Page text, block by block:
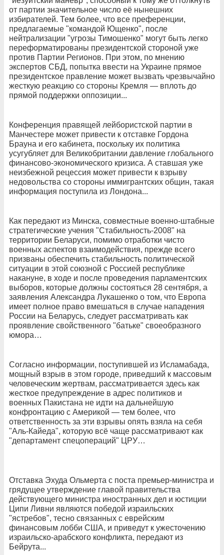
от партии значительное число её нынешних
избирателей. Тем более, что все преференции,
предлагаемые "командой Ющенко", после
нейтрализации "угрозы Тимошенко" могут быть легко
переформатированы президентской стороной уже
против Партии Регионов. При этом, по мнению
экспертов СБД, попытка ввести на Украине прямое
президентское правление может вызвать чрезвычайно
жесткую реакцию со стороны Кремля — вплоть до
прямой поддержки оппозиции...
Конференция правящей лейбористской партии в
Манчестере может привести к отставке Гордона
Брауна и его кабинета, поскольку их политика
усугубляет для Великобритании давление глобального
финансово-экономического кризиса. А ставшая уже
неизбежной рецессия может привести к взрыву
недовольства со стороны иммигрантских общин, такая
информация поступила из Лондона...
Как передают из Минска, совместные военно-штабные
стратегические учения "Стабильность-2008" на
территории Беларуси, помимо отработки чисто
военных аспектов взаимодействия, прежде всего
призваны обеспечить стабильность политической
ситуации в этой союзной с Россией республике
накануне, в ходе и после проведения парламентских
выборов, которые должны состояться 28 сентября, а
заявления Александра Лукашенко о том, что Европа
имеет полное право вмешаться в случае нападения
России на Беларусь, следует рассматривать как
проявление свойственного "батьке" своеобразного
юмора…
Согласно информации, поступившей из Исламабада,
мощный взрыв в этом городе, приведший к массовым
человеческим жертвам, рассматривается здесь как
жесткое предупреждение в адрес политиков и
военных Пакистана не идти на дальнейшую
конфронтацию с Америкой — тем более, что
ответственность за эти взрывы опять взяла на себя
"Аль-Кайеда", которую всё чаще рассматривают как
"департамент спецопераций" ЦРУ…
Отставка Эхуда Ольмерта с поста премьер-министра и
грядущее утверждение главой правительства
действующего министра иностранных дел и юстиции
Ципи Ливни являются победой израильских
"ястребов", тесно связанных с еврейским
финансовым лобби США, и приведут к ужесточению
израильско-арабского конфликта, передают из
Бейрута...